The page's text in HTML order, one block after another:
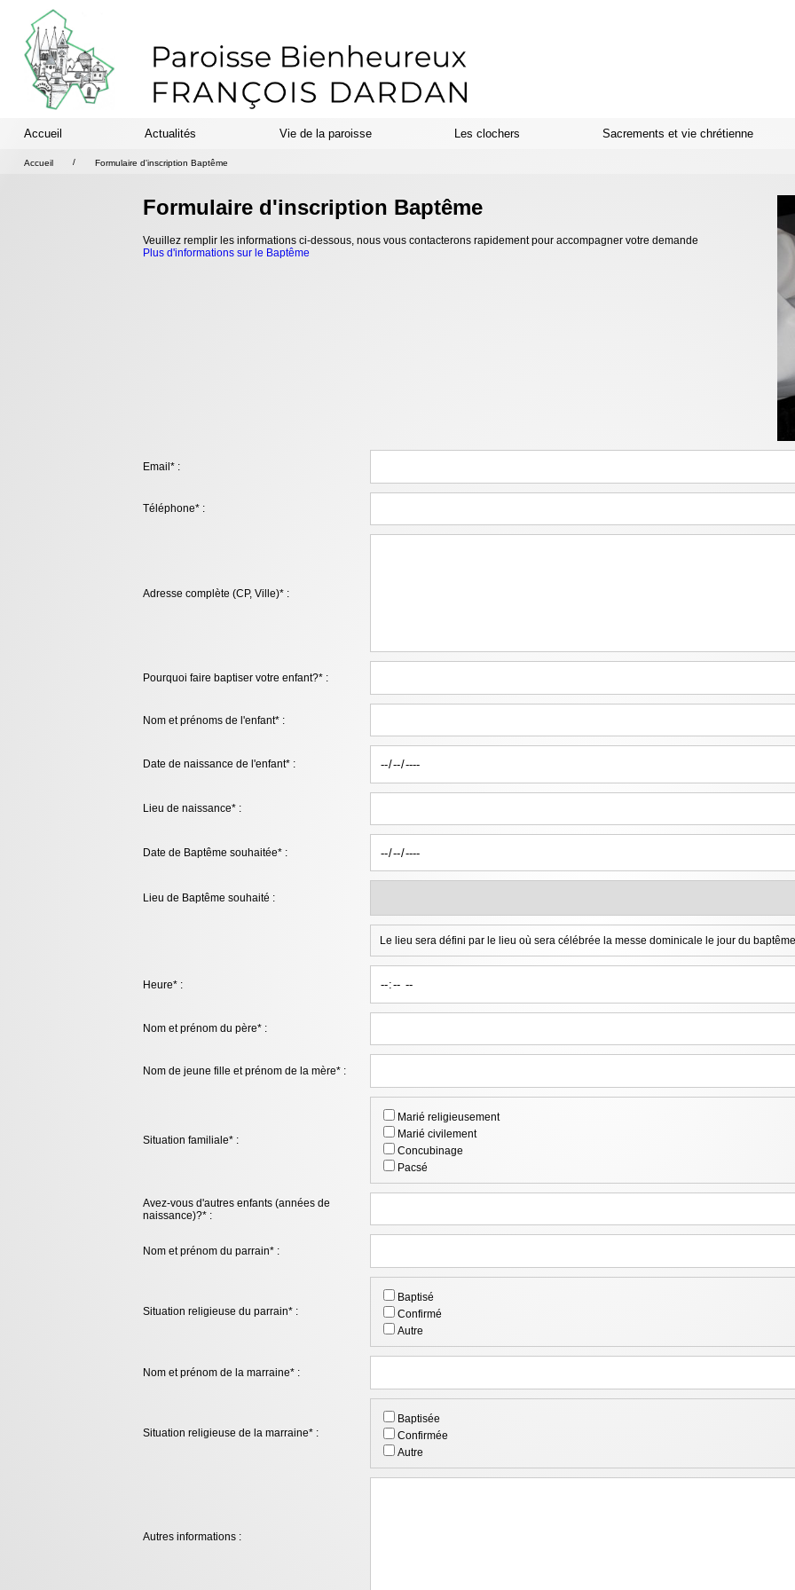
Accueil Actualités Vie de la paroisse Les clochers Sacrements et vie chrétienne
Accueil / Formulaire d'inscription Baptême
Formulaire d'inscription Baptême
Veuillez remplir les informations ci-dessous, nous vous contacterons rapidement pour accompagner votre demande
Plus d'informations sur le Baptême
Email* :
Téléphone* :
Adresse complète (CP, Ville)* :
Pourquoi faire baptiser votre enfant?* :
Nom et prénoms de l'enfant* :
Date de naissance de l'enfant* :
Lieu de naissance* :
Date de Baptême souhaitée* :
Lieu de Baptême souhaité :
Le lieu sera défini par le lieu où sera célébrée la messe dominicale le jour du baptême
Heure* :
Nom et prénom du père* :
Nom de jeune fille et prénom de la mère* :
Situation familiale* :
Marié religieusement
Marié civilement
Concubinage
Pacsé
Avez-vous d'autres enfants (années de
naissance)?* :
Nom et prénom du parrain* :
Situation religieuse du parrain* :
Baptisé
Confirmé
Autre
Nom et prénom de la marraine* :
Situation religieuse de la marraine* :
Baptisée
Confirmée
Autre
Autres informations :